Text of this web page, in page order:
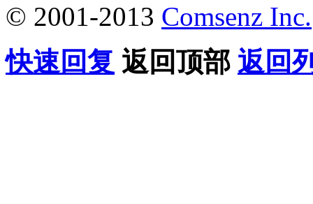
© 2001-2013 Comsenz Inc.
快速回复 返回顶部 返回